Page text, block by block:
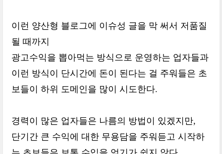
이런 양산형 블로그에 이슈성 글을 막 써서 저품질
될 때까지
광고수익을 뽑아먹는 방식으로 운영하는 업자들과
이런 방식이 단시간에 돈이 된다는 걸 주워들은 초
보들이 하위 도메인을 많이 시도한다.
경력이 많은 업자들은 나름의 방법이 있겠지만,
단기간 큰 수익에 대한 무용담을 주워듣고 시작하